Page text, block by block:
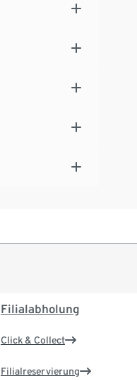
Filialabholung
Click & Collect
Filialreservierung